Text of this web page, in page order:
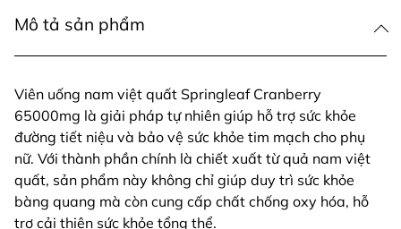
Mô tả sản phẩm
Viên uống nam việt quất Springleaf Cranberry
65000mg là giải pháp tự nhiên giúp hỗ trợ sức khỏe
đường tiết niệu và bảo vệ sức khỏe tim mạch cho phụ
nữ. Với thành phần chính là chiết xuất từ quả nam việt
quất, sản phẩm này không chỉ giúp duy trì sức khỏe
bàng quang mà còn cung cấp chất chống oxy hóa, hỗ
trợ cải thiện sức khỏe tổng thể.